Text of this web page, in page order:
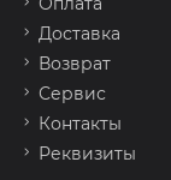
Доставка
Возврат
Сервис
Контакты
Реквизиты